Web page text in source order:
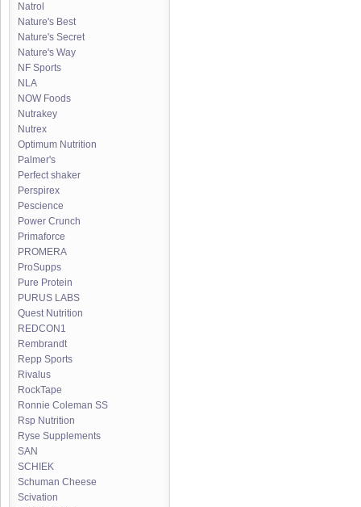
Natrol
Nature's Best
Nature's Secret
Nature's Way
NF Sports
NLA
NOW Foods
Nutrakey
Nutrex
Optimum Nutrition
Palmer's
Perfect shaker
Perspirex
Pescience
Power Crunch
Primaforce
PROMERA
ProSupps
Pure Protein
PURUS LABS
Quest Nutrition
REDCON1
Rembrandt
Repp Sports
Rivalus
RockTape
Ronnie Coleman SS
Rsp Nutrition
Ryse Supplements
SAN
SCHIEK
Schuman Cheese
Scivation